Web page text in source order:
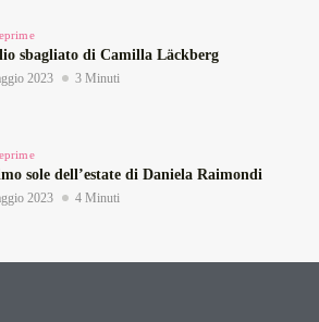
sbagliato di Camilla Läckberg
2023 3 Minuti
sole dell’estate di Daniela Raimondi
2023 4 Minuti